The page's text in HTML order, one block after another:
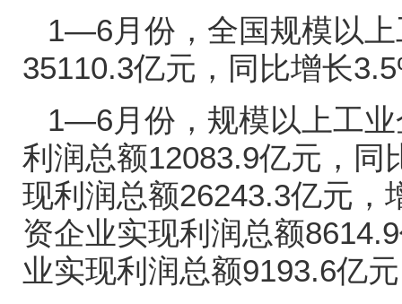
1—6月份，全国规模以
35110.3亿元，同比增长
1—6月份，规模以上工
利润总额12083.9亿元，同
现利润总额26243.3亿元，
资企业实现利润总额8614.9
业实现利润总额9193.6亿